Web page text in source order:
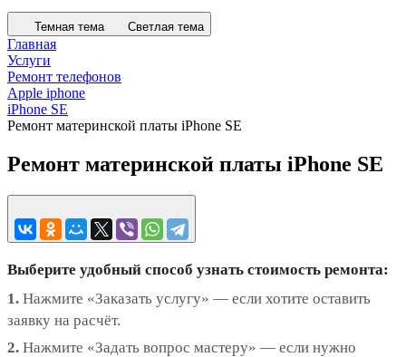
Темная тема Светлая тема
Главная
Услуги
Ремонт телефонов
Apple iphone
iPhone SE
Ремонт материнской платы iPhone SE
Ремонт материнской платы iPhone SE
Выберите удобный способ узнать стоимость ремонта:
1. Нажмите «Заказать услугу» — если хотите оставить
заявку на расчёт.
2. Нажмите «Задать вопрос мастеру» — если нужно